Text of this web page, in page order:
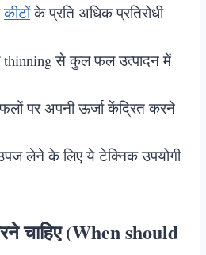
कीटोंके प्रति अधिक प्रतिरोधी
से कुल फल उत्पादन में
पर अपनी ऊर्जा केंद्रित करने
लेने के लिए ये टेक्निक उपयोगी
चाहिए (When should